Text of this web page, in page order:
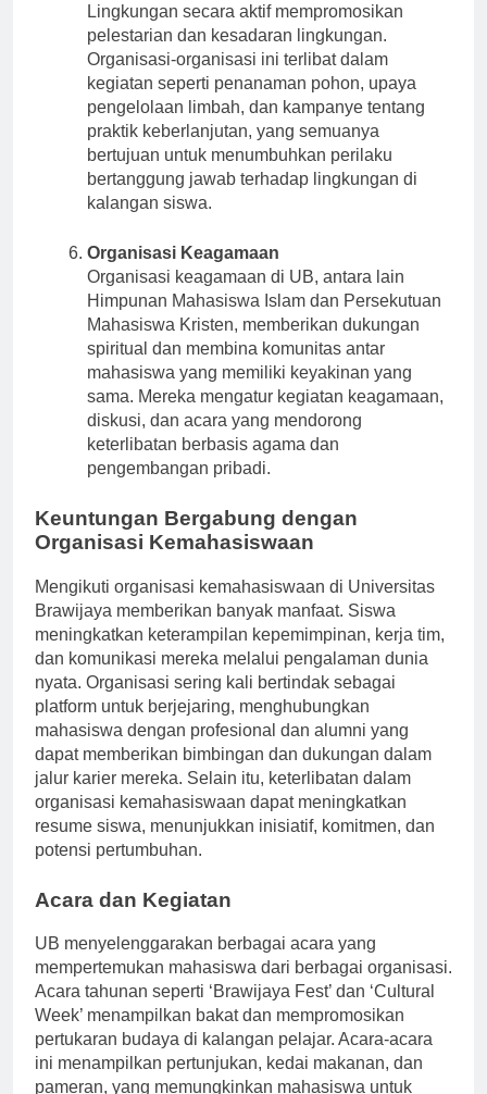
organisasi kemahasiswaan seperti Klub Peduli
Lingkungan secara aktif mempromosikan
pelestarian dan kesadaran lingkungan.
Organisasi-organisasi ini terlibat dalam
kegiatan seperti penanaman pohon, upaya
pengelolaan limbah, dan kampanye tentang
praktik keberlanjutan, yang semuanya
bertujuan untuk menumbuhkan perilaku
bertanggung jawab terhadap lingkungan di
Organisasi Keagamaan
Organisasi keagamaan di UB, antara lain
Himpunan Mahasiswa Islam dan Persekutuan
Mahasiswa Kristen, memberikan dukungan
spiritual dan membina komunitas antar
mahasiswa yang memiliki keyakinan yang
sama. Mereka mengatur kegiatan keagamaan,
diskusi, dan acara yang mendorong
keterlibatan berbasis agama dan
Keuntungan Bergabung dengan
Mengikuti organisasi kemahasiswaan di Universitas
Brawijaya memberikan banyak manfaat. Siswa
meningkatkan keterampilan kepemimpinan, kerja tim,
dan komunikasi mereka melalui pengalaman dunia
nyata. Organisasi sering kali bertindak sebagai
platform untuk berjejaring, menghubungkan
mahasiswa dengan profesional dan alumni yang
dapat memberikan bimbingan dan dukungan dalam
jalur karier mereka. Selain itu, keterlibatan dalam
organisasi kemahasiswaan dapat meningkatkan
resume siswa, menunjukkan inisiatif, komitmen, dan
Acara dan Kegiatan
UB menyelenggarakan berbagai acara yang
mempertemukan mahasiswa dari berbagai organisasi.
Acara tahunan seperti ‘Brawijaya Fest’ dan ‘Cultural
Week’ menampilkan bakat dan mempromosikan
pertukaran budaya di kalangan pelajar. Acara-acara
ini menampilkan pertunjukan, kedai makanan, dan